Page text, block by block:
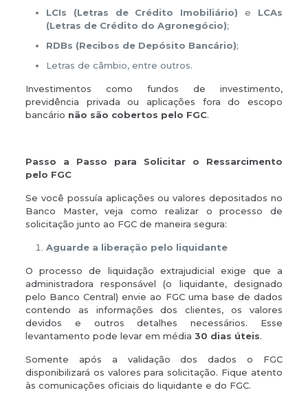
LCIs (Letras de Crédito Imobiliário) e LCAs
(Letras de Crédito do Agronegócio);
RDBs (Recibos de Depósito Bancário);
Letras de câmbio, entre outros.
Investimentos como fundos de investimento,
previdência privada ou aplicações fora do escopo
bancário não são cobertos pelo FGC.
Passo a Passo para Solicitar o Ressarcimento
pelo FGC
Se você possuía aplicações ou valores depositados no
Banco Master, veja como realizar o processo de
solicitação junto ao FGC de maneira segura:
Aguarde a liberação pelo liquidante
O processo de liquidação extrajudicial exige que a
administradora responsável (o liquidante, designado
pelo Banco Central) envie ao FGC uma base de dados
contendo as informações dos clientes, os valores
devidos e outros detalhes necessários. Esse
levantamento pode levar em média 30 dias úteis.
Somente após a validação dos dados o FGC
disponibilizará os valores para solicitação. Fique atento
às comunicações oficiais do liquidante e do FGC.